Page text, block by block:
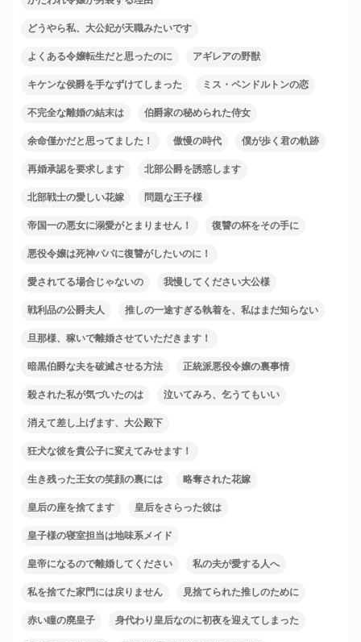
どうやら私、大公妃が天職みたいです
よくある令嬢転生だと思ったのに アギレアの野獣
キケンな侯爵を手なずけてしまった ミス・ペンドルトンの恋
不完全な離婚の結末は 伯爵家の秘められた侍女
余命僅かだと思ってました！ 傲慢の時代 僕が歩く君の軌跡
再婚承認を要求します 北部公爵を誘惑します
北部戦士の愛しい花嫁 問題な王子様
帝国一の悪女に溺愛がとまりません！ 復讐の杯をその手に
悪役令嬢は死神パパに復讐がしたいのに！
愛されてる場合じゃないの 我慢してください大公様
戦利品の公爵夫人 推しの一途すぎる執着を、私はまだ知らない
旦那様、稼いで離婚させていただきます！
暗黒伯爵な夫を破滅させる方法 正統派悪役令嬢の裏事情
殺された私が気づいたのは 泣いてみろ、乞うてもいい
消えて差し上げます、大公殿下
狂犬な彼を貴公子に変えてみせます！
生き残った王女の笑顔の裏には 略奪された花嫁
皇后の座を捨てます 皇后をさらった彼は
皇子様の寝室担当は地味系メイド
皇帝になるので離婚してください 私の夫が愛する人へ
私を捨てた家門には戻りません 見捨てられた推しのために
赤い瞳の廃皇子 身代わり皇后なのに初夜を迎えてしまった